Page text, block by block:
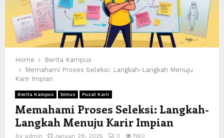
Home
Berita Kampus
Memahami Proses Seleksi: Langkah-Langkah Menuju
Karir Impian
Berita Kampus bimus Pusat Karir
Memahami Proses Seleksi: Langkah-
Langkah Menuju Karir Impian
by admin Januari 29, 2025 0 1160